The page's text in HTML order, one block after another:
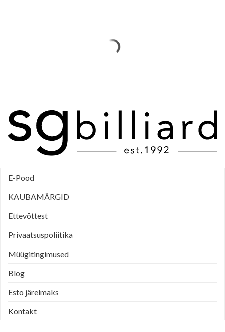
E-Pood
KAUBAMÄRGID
Ettevõttest
Privaatsuspoliitika
Müügitingimused
Blog
Esto järelmaks
Kontakt